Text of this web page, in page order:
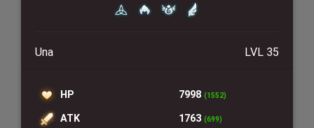
Una LVL 35
HP 7998 (1552)
ATK 1763 (699)